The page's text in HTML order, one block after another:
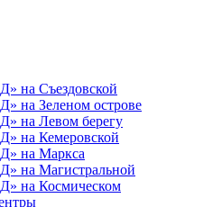
на Съездовской
на Зеленом острове
на Левом берегу
на Кемеровской
на Маркса
на Магистральной
на Космическом